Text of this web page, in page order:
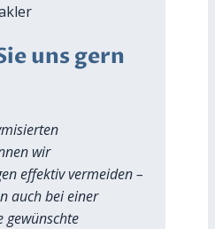
uns gern
wir
effektiv vermeiden –
auch bei einer
gewünschte